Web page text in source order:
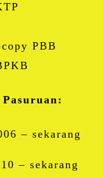
PBB
– sekarang
– sekarang